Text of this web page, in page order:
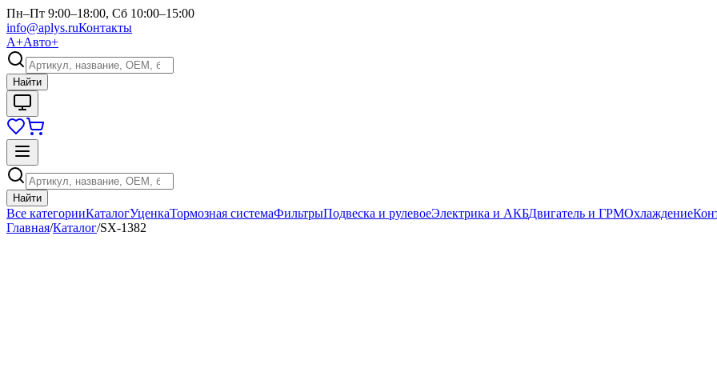
Пн–Пт 9:00–18:00, Сб 10:00–15:00
info@aplys.ruКонтакты
А+Авто+
Найти
Найти
Все категорииКаталогУценкаТормозная системаФильтрыПодвеска и рулевоеЭлектрика и АКБДвигатель и ГРМОхлаждение
Главная/Каталог/SX-1382